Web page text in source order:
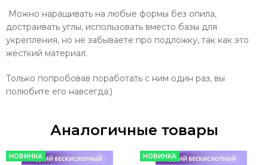
Можно наращивать на любые формы без опила,
достраивать углы, использовать вместо базы для
укрепления, но не забываете про подложку, так как это
жёсткий материал.
Только попробовав поработать с ним один раз, вы
полюбите его навсегда;)
Аналогичные товары
НОВИНКА НОВИНКА